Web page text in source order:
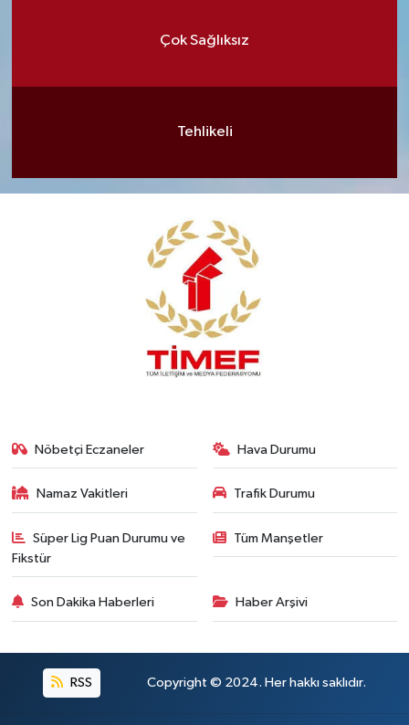
Çok Sağlıksız
Tehlikeli
Nöbetçi Eczaneler Hava Durumu
Namaz Vakitleri Trafik Durumu
Süper Lig Puan Durumu ve
Fikstür
Tüm Manşetler
Son Dakika Haberleri Haber Arşivi
RSS Copyright © 2024. Her hakkı saklıdır.